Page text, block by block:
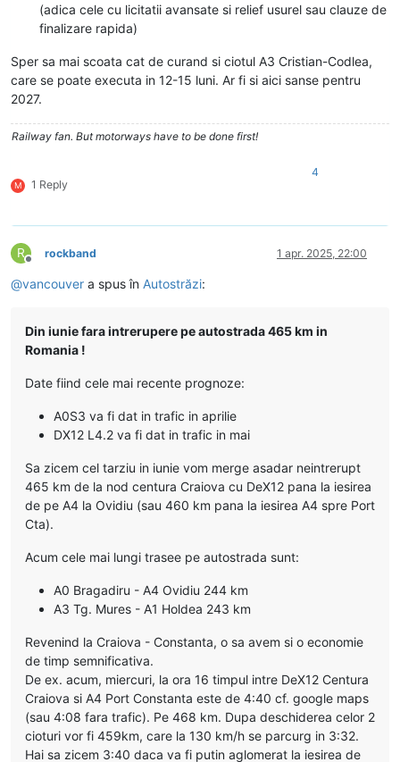
(adica cele cu licitatii avansate si relief usurel sau clauze de
finalizare rapida)
Sper sa mai scoata cat de curand si ciotul A3 Cristian-Codlea,
care se poate executa in 12-15 luni. Ar fi si aici sanse pentru
2027.
Railway fan. But motorways have to be done first!
M 1 Reply
4
R
Deconectat
rockband 1 apr. 2025, 22:00
@vancouver a spus în Autostrăzi:
Din iunie fara intrerupere pe autostrada 465 km in
Romania !
Date fiind cele mai recente prognoze:
A0S3 va fi dat in trafic in aprilie
DX12 L4.2 va fi dat in trafic in mai
Sa zicem cel tarziu in iunie vom merge asadar neintrerupt
465 km de la nod centura Craiova cu DeX12 pana la iesirea
de pe A4 la Ovidiu (sau 460 km pana la iesirea A4 spre Port
Cta).
Acum cele mai lungi trasee pe autostrada sunt:
A0 Bragadiru - A4 Ovidiu 244 km
A3 Tg. Mures - A1 Holdea 243 km
Revenind la Craiova - Constanta, o sa avem si o economie
de timp semnificativa.
De ex. acum, miercuri, la ora 16 timpul intre DeX12 Centura
Craiova si A4 Port Constanta este de 4:40 cf. google maps
(sau 4:08 fara trafic). Pe 468 km. Dupa deschiderea celor 2
cioturi vor fi 459km, care la 130 km/h se parcurg in 3:32.
Hai sa zicem 3:40 daca va fi putin aglomerat la iesirea de